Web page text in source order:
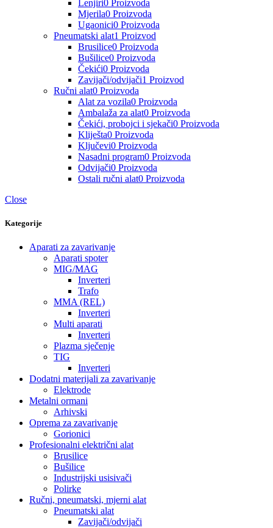
Lenjiri0 Proizvoda
Mjerila0 Proizvoda
Ugaonici0 Proizvoda
Pneumatski alat1 Proizvod
Brusilice0 Proizvoda
Bušilice0 Proizvoda
Čekići0 Proizvoda
Zavijači/odvijači1 Proizvod
Ručni alat0 Proizvoda
Alat za vozila0 Proizvoda
Ambalaža za alat0 Proizvoda
Čekići, probojci i sjekači0 Proizvoda
Kliješta0 Proizvoda
Ključevi0 Proizvoda
Nasadni program0 Proizvoda
Odvijači0 Proizvoda
Ostali ručni alat0 Proizvoda
Close
Kategorije
Aparati za zavarivanje
Aparati spoter
MIG/MAG
Inverteri
Trafo
MMA (REL)
Inverteri
Multi aparati
Inverteri
Plazma sječenje
TIG
Inverteri
Dodatni materijali za zavarivanje
Elektrode
Metalni ormani
Arhivski
Oprema za zavarivanje
Gorionici
Profesionalni električni alat
Brusilice
Bušilice
Industrijski usisivači
Polirke
Ručni, pneumatski, mjerni alat
Pneumatski alat
Zavijači/odvijači